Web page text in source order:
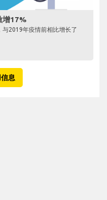
增17%
2019年疫情前相比增长了
息